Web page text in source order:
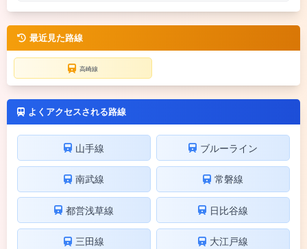
最近見た路線
高崎線
よくアクセスされる路線
山手線 ブルーライン
南武線 常磐線
都営浅草線 日比谷線
三田線
大江戸線